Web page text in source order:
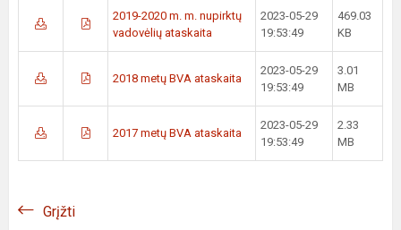
2019-2020 m. m. nupirktų
vadovėlių ataskaita
2023-05-29
19:53:49
469.03
KB
2018 metų BVA ataskaita
2023-05-29
19:53:49
3.01
MB
2017 metų BVA ataskaita
2023-05-29
19:53:49
2.33
MB
Grįžti